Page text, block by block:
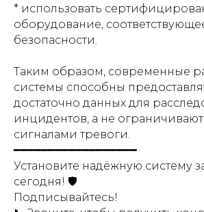
* использовать
оборудование,
безопасности.
Таким образом, современные
системы способны
достаточно данных для
инцидентов, а не
сигналами тревоги.
━━━━━━━━━━━━━━━━━━
Установите надёжную систему
сегодня! 🛡️
Подписывайтесь!